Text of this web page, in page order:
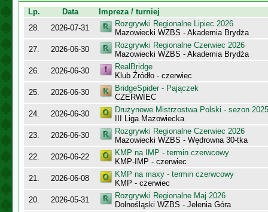
Lp.
Data
Impreza / turniej
28.
2026-07-31
Rozgrywki Regionalne Lipiec 2026
Mazowiecki WZBS - Akademia Brydża
27.
2026-06-30
Rozgrywki Regionalne Czerwiec 2026
Mazowiecki WZBS - Akademia Brydża
26.
2026-06-30
RealBridge
Klub Źródło - czerwiec
25.
2026-06-30
BridgeSpider - Pajączek
CZERWIEC
24.
2026-06-30
Drużynowe Mistrzostwa Polski - sezon
III Liga Mazowiecka
23.
2026-06-30
Rozgrywki Regionalne Czerwiec 2026
Mazowiecki WZBS - Wędrowna 30-tka
22.
2026-06-22
KMP na IMP - termin czerwcowy
KMP-IMP - czerwiec
21.
2026-06-08
KMP na maxy - termin czerwcowy
KMP - czerwiec
20.
2026-05-31
Rozgrywki Regionalne Maj 2026
Dolnośląski WZBS - Jelenia Góra